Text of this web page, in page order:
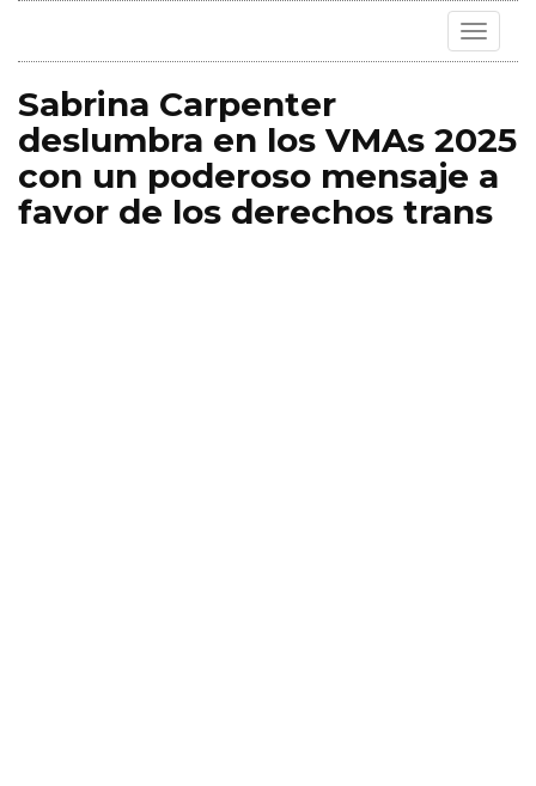
Toggle
Sabrina Carpenter
deslumbra en los VMAs 2025
con un poderoso mensaje a
favor de los derechos trans